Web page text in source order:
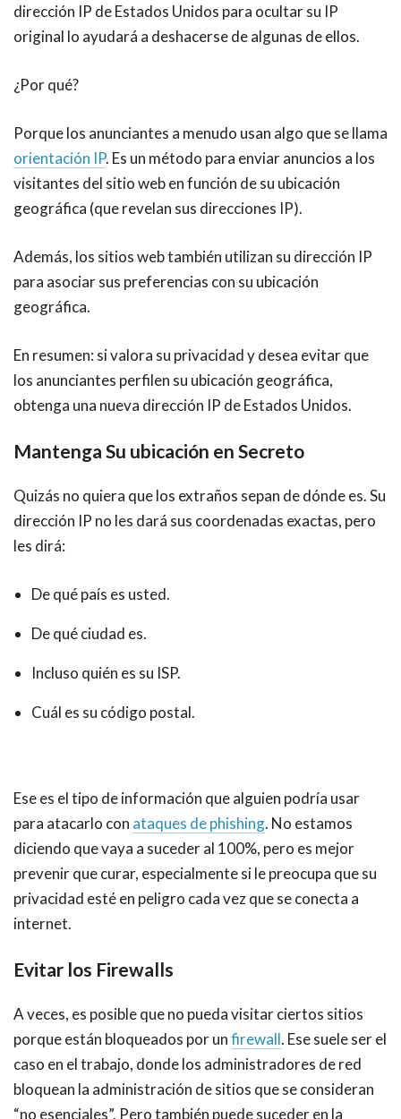
dirección IP deEstados Unidos para ocultar su IP
original lo ayudará a deshacerse de algunas de ellos.
¿Por qué?
Porque los anunciantes a menudo usan algo que se llama
orientación IP. Es un método para enviar anuncios a los
visitantes del sitio web en función de su ubicación
geográfica (que revelan sus direcciones IP).
Además, los sitios web también utilizan su dirección IP
para asociar sus preferencias con su ubicación
geográfica.
En resumen: si valora su privacidad y desea evitar que
los anunciantes perfilen su ubicación geográfica,
obtenga una nueva dirección IP deEstados Unidos.
Mantenga Su ubicación en Secreto
Quizás no quiera que los extraños sepan de dónde es. Su
dirección IP no les dará sus coordenadas exactas, pero
les dirá:
De qué país es usted.
De qué ciudad es.
Incluso quién es su ISP.
Cuál es su código postal.
Ese es el tipo de información que alguien podría usar
para atacarlo con ataques de phishing. No estamos
diciendo que vaya a suceder al 100%, pero es mejor
prevenir que curar, especialmente si le preocupa que su
privacidad esté en peligro cada vez que se conecta a
internet.
Evitar los Firewalls
A veces, es posible que no pueda visitar ciertos sitios
porque están bloqueados por unfirewall. Ese suele ser el
caso en el trabajo, donde los administradores de red
bloquean la administración de sitios que se consideran
“no esenciales”. Pero también puede suceder en la